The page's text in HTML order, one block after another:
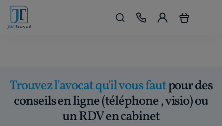
Trouvez l'avocat qu'il vous fautpour des
conseils en ligne (téléphone , visio) ou
un RDV en cabinet